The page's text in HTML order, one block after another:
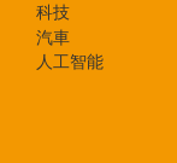
科技
汽車
人工智能